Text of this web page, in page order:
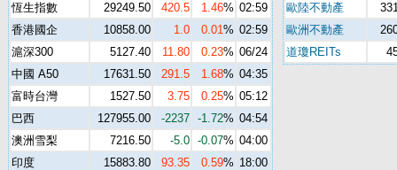
恆生指數
29249.50 420.5 1.46% 02:59
香港國企
10858.00 1.0 0.01% 02:59
滬深300
5127.40 11.80 0.23% 06/24
中國 A50
17631.50 291.5 1.68% 04:35
富時台灣
1527.50 3.75 0.25% 05:12
巴西
127955.00 -2237 -1.72% 04:54
澳洲雪梨
7216.50 -5.0 -0.07% 04:00
印度
15883.80 93.35 0.59% 18:00
歐陸不動產
歐洲不動產
道瓊REITs